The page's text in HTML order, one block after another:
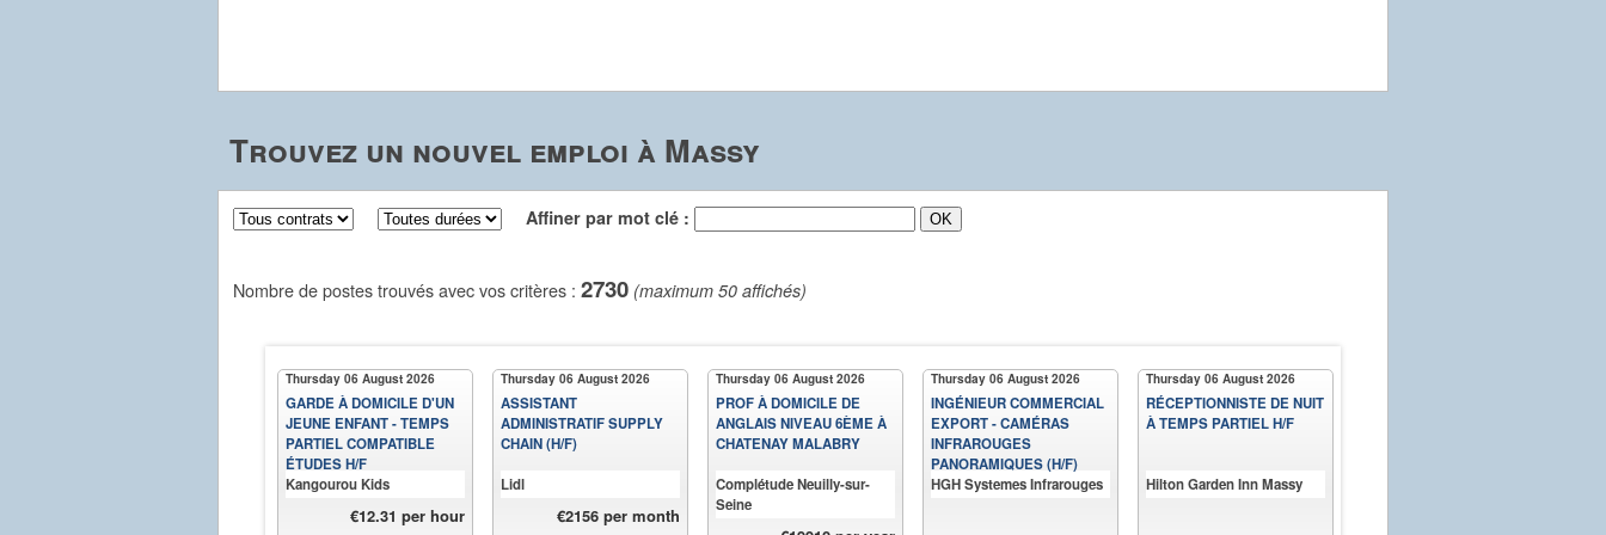
Trouvez un nouvel emploi à Massy
Affiner par mot clé :
Nombre de postes trouvés avec vos critères : 2730 (maximum 50 affichés)
Thursday 06 August 2026
GARDE À DOMICILE D'UN
JEUNE ENFANT - TEMPS
PARTIEL COMPATIBLE
ÉTUDES H/F
Kangourou Kids
€12.31 per hour
Thursday 06 August 2026
ASSISTANT
ADMINISTRATIF SUPPLY
CHAIN (H/F)
Lidl
€2156 per month
Thursday 06 August 2026
PROF À DOMICILE DE
ANGLAIS NIVEAU 6ÈME À
CHATENAY MALABRY
Complétude Neuilly-sur-
Seine
Thursday 06 August 2026
INGÉNIEUR COMMERCIAL
EXPORT - CAMÉRAS
INFRAROUGES
PANORAMIQUES (H/F)
HGH Systemes Infrarouges
Thursday 06 August 2026
RÉCEPTIONNISTE DE NUIT
À TEMPS PARTIEL H/F
Hilton Garden Inn Massy